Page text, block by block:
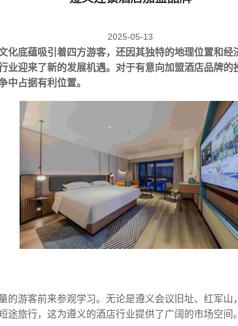
2025-05-13
化底蕴吸引着四方游客，还因其独特的地理位置和
业迎来了新的发展机遇。对于有意向加盟酒店品牌的
中占据有利位置。
的游客前来参观学习。无论是遵义会议旧址、红军
旅行，这为遵义的酒店行业提供了广阔的市场空间。